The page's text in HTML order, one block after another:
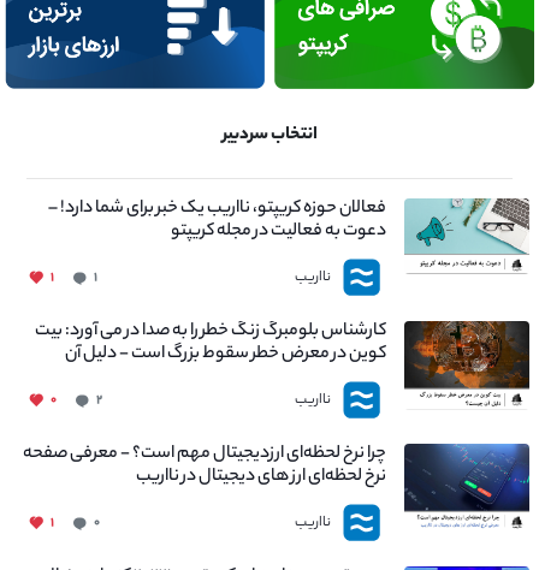
انتخاب سردبیر
فعالان حوزه کریپتو، نااریب یک خبر برای شما دارد! –
دعوت به فعالیت در مجله کریپتو
نااریب ۱ ۱
کارشناس بلومبرگ زنگ خطر را به صدا در می آورد: بیت
کوین در معرض خطر سقوط بزرگ است - دلیل آن
چیست؟
نااریب ۲ ۰
چرا نرخ لحظه‌ای ارزدیجیتال مهم است؟ - معرفی صفحه
نرخ لحظه‌ای ارز های دیجیتال در نااریب
نااریب ۰ ۱